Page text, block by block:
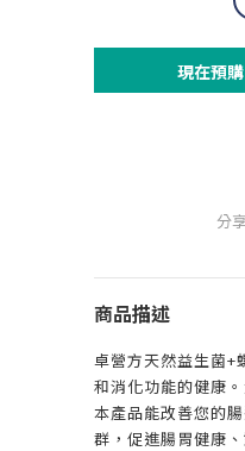
現在預購
分
商品描述
卓營方天然益生菌+
和消化功能的健康
本產品能改善您的
群，促進腸胃健康